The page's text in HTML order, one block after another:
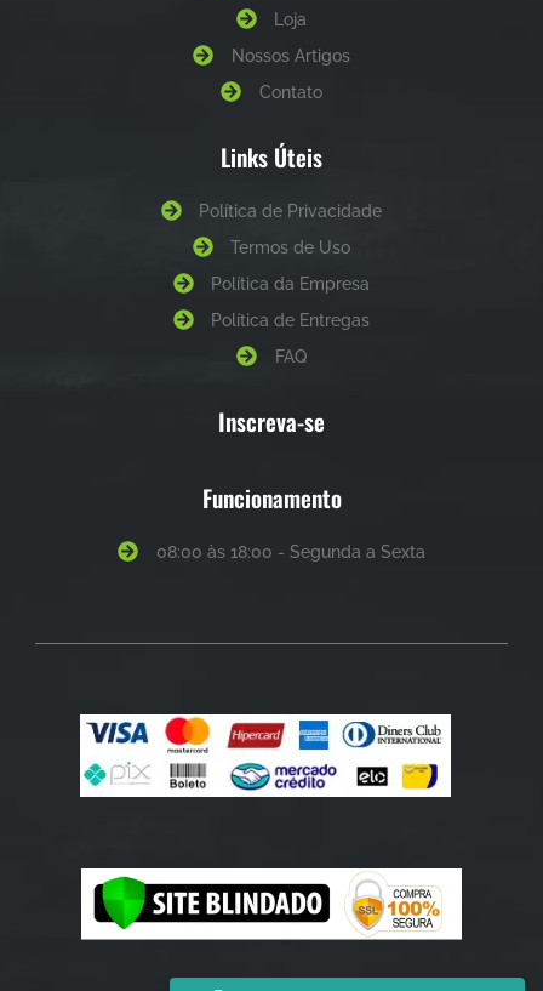
Loja
Nossos Artigos
Contato
Links Úteis
Política de Privacidade
Termos de Uso
Política da Empresa
Política de Entregas
FAQ
Inscreva-se
Funcionamento
08:00 às 18:00 - Segunda a Sexta